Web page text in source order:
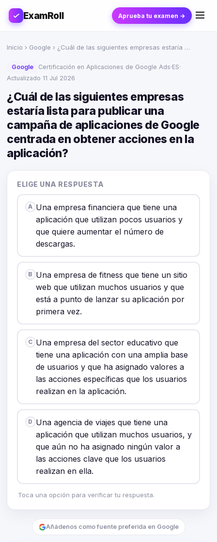
ExamRoll Aprueba tu examen →
Inicio › Google › ¿Cuál de las siguientes empresas estaría …
Google Certificación en Aplicaciones de Google Ads·ES·
Actualizado 11 Jul 2026
¿Cuál de las siguientes empresas
estaría lista para publicar una
campaña de aplicaciones de Google
centrada en obtener acciones en la
aplicación?
ELIGE UNA RESPUESTA
A Una empresa financiera que tiene una
aplicación que utilizan pocos usuarios y
que quiere aumentar el número de
descargas.
B Una empresa de fitness que tiene un sitio
web que utilizan muchos usuarios y que
está a punto de lanzar su aplicación por
primera vez.
C Una empresa del sector educativo que
tiene una aplicación con una amplia base
de usuarios y que ha asignado valores a
las acciones específicas que los usuarios
realizan en la aplicación.
D Una agencia de viajes que tiene una
aplicación que utilizan muchos usuarios, y
que aún no ha asignado ningún valor a
las acciones clave que los usuarios
realizan en ella.
Toca una opción para verificar tu respuesta.
Añádenos como fuente preferida en Google